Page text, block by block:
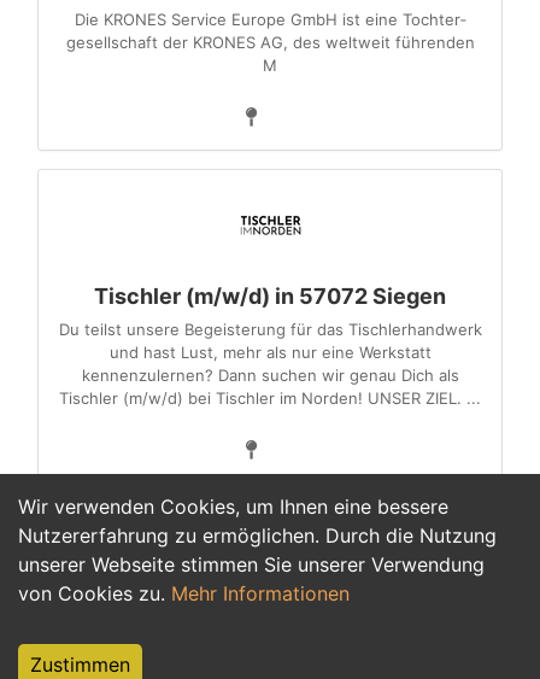
Wir verwenden Cookies, um Ihnen eine bessere
Nutzererfahrung zu ermöglichen. Durch die Nutzung
unserer Webseite stimmen Sie unserer Verwendung
von Cookies zu. Mehr Informationen
Zustimmen
Die KRONES Service Europe GmbH ist eine Tochter­
gesellschaft der KRONES AG, des weltweit führenden
M
Tischler (m/w/d) in 57072 Siegen
Du teilst unsere Begeisterung für das Tischlerhandwerk
und hast Lust, mehr als nur eine Werkstatt
kennenzulernen? Dann suchen wir genau Dich als
Tischler (m/w/d) bei Tischler im Norden! UNSER ZIEL. ...
1